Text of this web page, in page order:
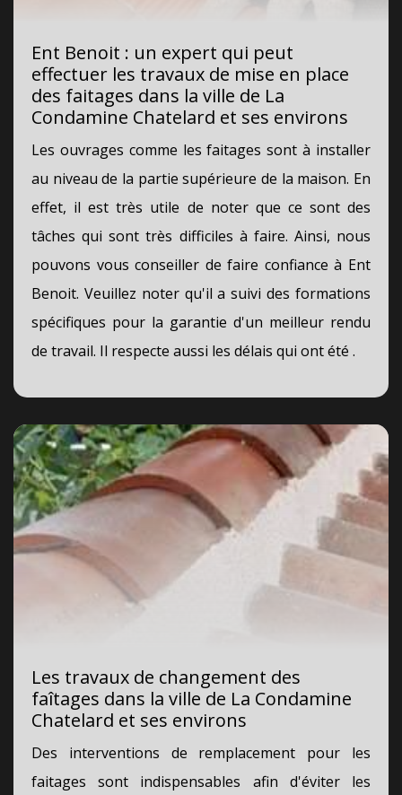
Ent Benoit : un expert qui peut
effectuer les travaux de mise en place
des faitages dans la ville de La
Condamine Chatelard et ses environs
Les ouvrages comme les faitages sont à installer
au niveau de la partie supérieure de la maison. En
effet, il est très utile de noter que ce sont des
tâches qui sont très difficiles à faire. Ainsi, nous
pouvons vous conseiller de faire confiance à Ent
Benoit. Veuillez noter qu'il a suivi des formations
spécifiques pour la garantie d'un meilleur rendu
de travail. Il respecte aussi les délais qui ont été .
Les travaux de changement des
faîtages dans la ville de La Condamine
Chatelard et ses environs
Des interventions de remplacement pour les
faitages sont indispensables afin d'éviter les